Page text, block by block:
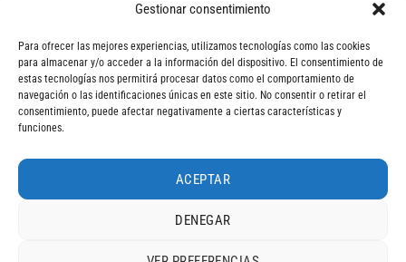
Gestionar consentimiento
Para ofrecer las mejores experiencias, utilizamos tecnologías como las cookies
para almacenar y/o acceder a la información del dispositivo. El consentimiento de
estas tecnologías nos permitirá procesar datos como el comportamiento de
navegación o las identificaciones únicas en este sitio. No consentir o retirar el
consentimiento, puede afectar negativamente a ciertas características y
funciones.
ACEPTAR
DENEGAR
© 2026 Ebike.esAviso legal Política de cookies
VISA Mastercard Transferencia Cofidis
Gasto de apertura: 4% hasta 18 meses y 7% a 24 meses. Consulta
* Los modelos con entrega inmediata se envían 24 h laborables tras el